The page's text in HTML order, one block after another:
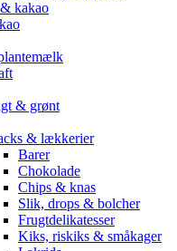
kakao
& grønt
& lækkerier
Barer
Chokolade
Chips & knas
Slik, drops & bolcher
Frugtdelikatesser
Kiks, riskiks & småkager